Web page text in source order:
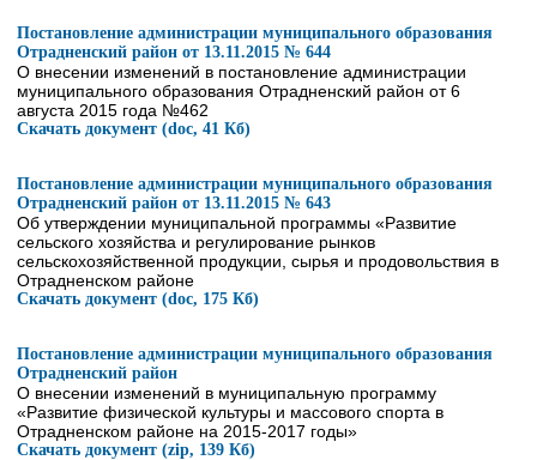
Постановление администрации муниципального образования
Отрадненский район от 13.11.2015 № 644
О внесении изменений в постановление администрации
муниципального образования Отрадненский район от 6
августа 2015 года №462
Скачать документ (doc, 41 Кб)
Постановление администрации муниципального образования
Отрадненский район от 13.11.2015 № 643
Об утверждении муниципальной программы «Развитие
сельского хозяйства и регулирование рынков
сельскохозяйственной продукции, сырья и продовольствия в
Отрадненском районе
Скачать документ (doc, 175 Кб)
Постановление администрации муниципального образования
Отрадненский район
О внесении изменений в муниципальную программу
«Развитие физической культуры и массового спорта в
Отрадненском районе на 2015-2017 годы»
Скачать документ (zip, 139 Кб)